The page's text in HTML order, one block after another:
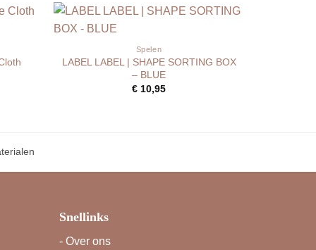
Spelen
LABEL LABEL | SHAPE SORTING BOX
– BLUE
€ 10,95
Snellinks
- Over ons